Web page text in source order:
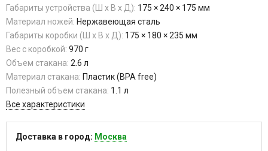
Габариты устройства (Ш x В x Д): 175 × 240 × 175 мм
Материал ножей: Нержавеющая сталь
Габариты коробки (Ш х В х Д): 175 × 180 × 235 мм
Вес с коробкой: 970 г
Объем стакана: 2.6 л
Материал стакана: Пластик (BPA free)
Полезный объем стакана: 1.1 л
Все характеристики
Доставка в город: Москва